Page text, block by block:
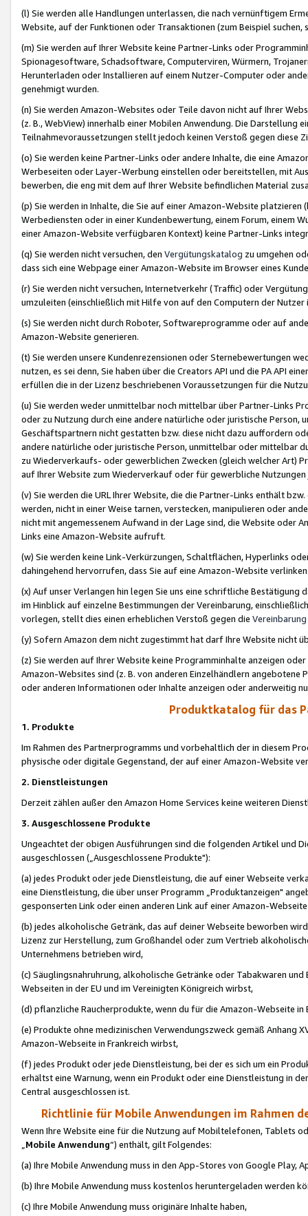
(l) Sie werden alle Handlungen unterlassen, die nach vernünftigem
Website, auf der Funktionen oder Transaktionen (zum Beispiel
(m) Sie werden auf Ihrer Website keine Partner-Links oder
Spionagesoftware, Schadsoftware, Computerviren, Würmern,
Herunterladen oder Installieren auf einem Nutzer-Computer oder
genehmigt wurden.
(n) Sie werden Amazon-Websites oder Teile davon nicht auf Ihrer
(z. B., WebView) innerhalb einer Mobilen Anwendung. Die Darstellung
Teilnahmevoraussetzungen stellt jedoch keinen Verstoß gegen diese
(o) Sie werden keine Partner-Links oder andere Inhalte, die eine
Werbeseiten oder Layer-Werbung einstellen oder bereitstellen, mit
bewerben, die eng mit dem auf Ihrer Website befindlichen Material
(p) Sie werden in Inhalte, die Sie auf einer Amazon-Website
Werbediensten oder in einer Kundenbewertung, einem Forum, einem
einer Amazon-Website verfügbaren Kontext) keine Partner-Links
(q) Sie werden nicht versuchen, den Vergütungskatalog zu umgehen
dass sich eine Webpage einer Amazon-Website im Browser eines
(r) Sie werden nicht versuchen, Internetverkehr (Traffic) oder
umzuleiten (einschließlich mit Hilfe von auf den Computern der
(s) Sie werden nicht durch Roboter, Softwareprogramme oder auf
Amazon-Website generieren.
(t) Sie werden unsere Kundenrezensionen oder Sternebewertungen
nutzen, es sei denn, Sie haben über die Creators API und die PA API
erfüllen die in der Lizenz beschriebenen Voraussetzungen für die
(u) Sie werden weder unmittelbar noch mittelbar über Partner-Links
oder zu Nutzung durch eine andere natürliche oder juristische
Geschäftspartnern nicht gestatten bzw. diese nicht dazu auffordern
andere natürliche oder juristische Person, unmittelbar oder mittelbar
zu Wiederverkaufs- oder gewerblichen Zwecken (gleich welcher Art)
auf Ihrer Website zum Wiederverkauf oder für gewerbliche
(v) Sie werden die URL Ihrer Website, die die Partner-Links enthält
werden, nicht in einer Weise tarnen, verstecken, manipulieren oder
nicht mit angemessenem Aufwand in der Lage sind, die Website oder
Links eine Amazon-Website aufruft.
(w) Sie werden keine Link-Verkürzungen, Schaltflächen, Hyperlinks
dahingehend hervorrufen, dass Sie auf eine Amazon-Website
(x) Auf unser Verlangen hin legen Sie uns eine schriftliche
im Hinblick auf einzelne Bestimmungen der Vereinbarung,
vorlegen, stellt dies einen erheblichen Verstoß gegen die Vereinbarung
(y) Sofern Amazon dem nicht zugestimmt hat darf Ihre Website nicht
(z) Sie werden auf Ihrer Website keine Programminhalte anzeigen
Amazon-Websites sind (z. B. von anderen Einzelhändlern
oder anderen Informationen oder Inhalte anzeigen oder anderweitig
Produktkatalog für das
1. Produkte
Im Rahmen des Partnerprogramms und vorbehaltlich der in diesem
physische oder digitale Gegenstand, der auf einer Amazon-Website
2. Dienstleistungen
Derzeit zählen außer den Amazon Home Services keine weiteren
3. Ausgeschlossene Produkte
Ungeachtet der obigen Ausführungen sind die folgenden Artikel und
ausgeschlossen („Ausgeschlossene Produkte"):
(a) jedes Produkt oder jede Dienstleistung, die auf einer Webseite
eine Dienstleistung, die über unser Programm „Produktanzeigen"
gesponserten Link oder einen anderen Link auf einer Amazon-
(b) jedes alkoholische Getränk, das auf deiner Webseite beworben
Lizenz zur Herstellung, zum Großhandel oder zum Vertrieb
Unternehmens betrieben wird,
(c) Säuglingsnahruhrung, alkoholische Getränke oder Tabakwaren
Webseiten in der EU und im Vereinigten Königreich wirbst,
(d) pflanzliche Raucherprodukte, wenn du für die Amazon-Webseite in
(e) Produkte ohne medizinischen Verwendungszweck gemäß Anhang
Amazon-Webseite in Frankreich wirbst,
(f) jedes Produkt oder jede Dienstleistung, bei der es sich um ein
erhältst eine Warnung, wenn ein Produkt oder eine Dienstleistung in
Central ausgeschlossen ist.
Richtlinie für Mobile Anwendungen im Rahmen
Wenn Ihre Website eine für die Nutzung auf Mobiltelefonen, Tablets
„Mobile Anwendung“) enthält, gilt Folgendes:
(a) Ihre Mobile Anwendung muss in den App-Stores von Google Play,
(b) Ihre Mobile Anwendung muss kostenlos heruntergeladen werden
(c) Ihre Mobile Anwendung muss originäre Inhalte haben,